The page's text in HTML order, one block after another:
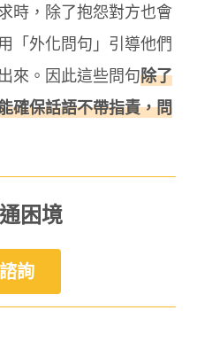
時，除了抱怨對方也會
「外化問句」引導他們
來。因此這些問句除了
確保話語不帶指責，問
困境
詢